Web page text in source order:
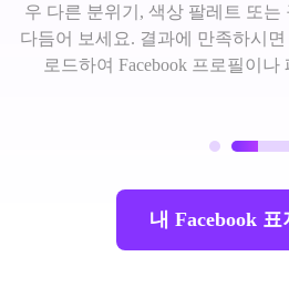
우 다른 분위기, 색상 팔레트 또는
다듬어 보세요. 결과에 만족하시
로드하여 Facebook 프로필이
내 Facebook 표